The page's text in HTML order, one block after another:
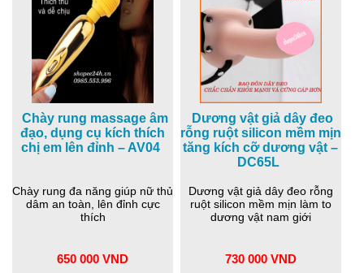
Chày rung massage âm
đạo, dụng cụ kích thích
chị em lên đỉnh – AV04
Chày rung đa năng giúp nữ thủ
dâm an toàn, lên đỉnh cực
thích
650 000 VND
Dương vật giả dây đeo
rỗng ruột silicon mềm mịn
tăng kích cỡ dương vật –
DC65L
Dương vật giả dây đeo rỗng
ruột silicon mềm mịn làm to
dương vật nam giới
730 000 VND